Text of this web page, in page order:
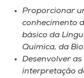
o idioma
Proporcionar
conhecimento
básico da
Química, da
Desenvolver
interpretação